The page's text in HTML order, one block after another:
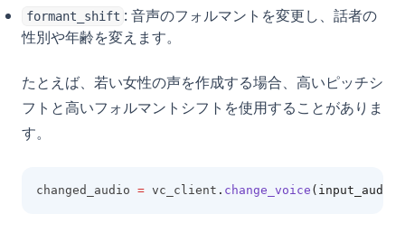
formant_shift : 音声のフォルマントを変更し、話者の
性別や年齢を変えます。
たとえば、若い女性の声を作成する場合、高いピッチシ
フトと高いフォルマントシフトを使用することがありま
す。
changed_audio = vc_client . change_voice